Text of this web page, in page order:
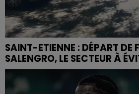
SAINT-ETIENNE : DÉPART DE
SALENGRO, LE SECTEUR À